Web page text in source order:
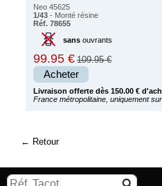
Neo 45625
1/43 - Monté résine
Réf. 78655
sansouvrants
99.95 € 109.95 €
Acheter
Livraison offerte dès 150.00 €
France métropolitaine, uniquement
Retour